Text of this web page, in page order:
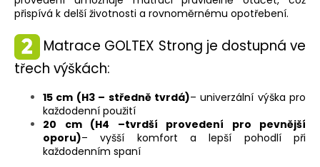
přispívá k delší životnosti a rovnoměrnému opotřebení.
Matrace GOLTEX Strong je dostupná ve
třech výškách:
15 cm (H3 – středně tvrdá)– univerzální výška pro
každodenní použití
20 cm (H4 –tvrdší provedení pro pevnější
oporu)– vyšší komfort a lepší pohodlí při
každodenním spaní